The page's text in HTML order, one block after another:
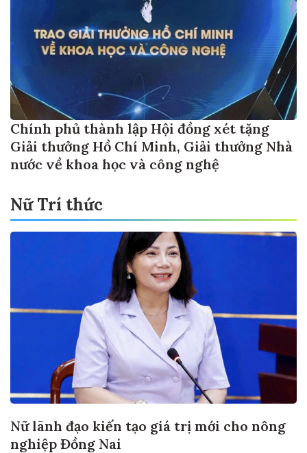
Chính phủ thành lập Hội đồng xét tặng
Giải thưởng Hồ Chí Minh, Giải thưởng Nhà
nước về khoa học và công nghệ
Nữ Trí thức
Nữ lãnh đạo kiến tạo giá trị mới cho nông
nghiệp Đồng Nai